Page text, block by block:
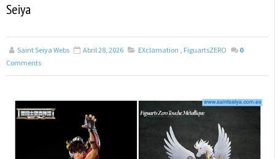
Seiya
Saint Seiya Webs Abril 28, 2026 EXclamation , FiguartsZERO
0
Comments